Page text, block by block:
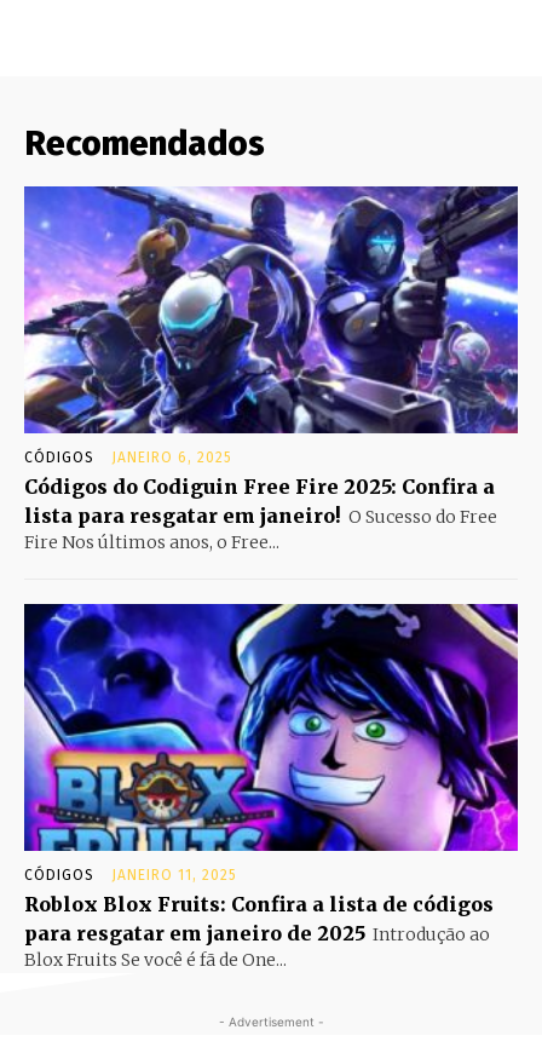
Recomendados
CÓDIGOS JANEIRO 6, 2025
Códigos do Codiguin Free Fire 2025: Confira a
lista para resgatar em janeiro! O Sucesso do Free
Fire Nos últimos anos, o Free...
CÓDIGOS JANEIRO 11, 2025
Roblox Blox Fruits: Confira a lista de códigos
para resgatar em janeiro de 2025 Introdução ao
Blox Fruits Se você é fã de One...
- Advertisement -